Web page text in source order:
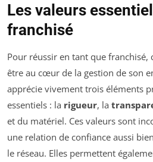
Les valeurs
franchisé
Pour réussir en tant que franchisé,
être au cœur de la gestion de son
apprécie vivement trois éléments
essentiels : la rigueur, la
et du matériel. Ces valeurs sont
une relation de confiance aussi
le réseau. Elles permettent